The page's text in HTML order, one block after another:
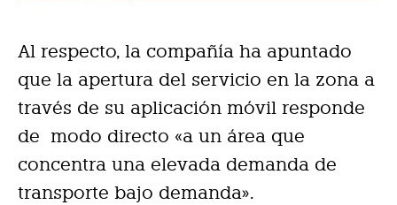
Al respecto, la compañía ha apuntado
que la apertura del servicio en la zona a
través de su aplicación móvil responde
de modo directo «a un área que
concentra una elevada demanda de
transporte bajo demanda».